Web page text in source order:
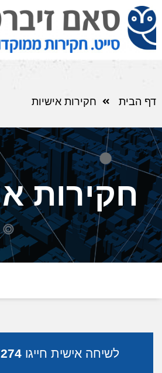
דף הבית חקירות אישיות
חקירות
לשיחה אישית חייגו